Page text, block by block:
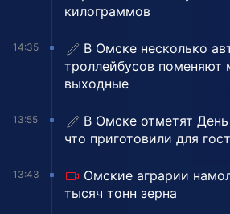
килограммов
14:35
В Омске несколько
троллейбусов поменяют
выходные
13:55
В Омске отметят
что приготовили для
13:43
Омские аграрии
тысяч тонн зерна